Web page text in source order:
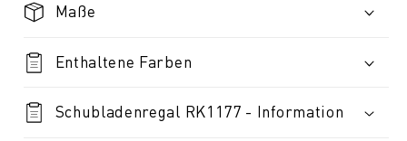
Maße
Enthaltene Farben
Schubladenregal RK1177 - Information